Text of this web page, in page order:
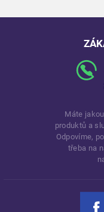
Máte
produktů a
Odpovíme,
třeba na